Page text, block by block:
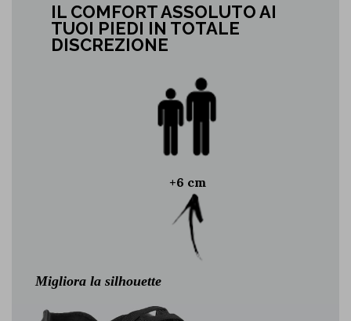
IL COMFORT ASSOLUTO AI
TUOI PIEDI IN TOTALE
DISCREZIONE
+6 cm
Migliora la silhouette